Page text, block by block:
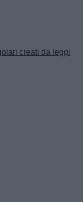
creati da leggi